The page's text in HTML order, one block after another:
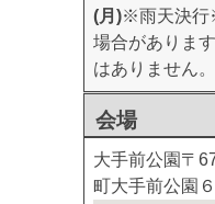
(月)※雨天決行
場合がありま
はありません。
会場
大手前公園 〒
町大手前公園